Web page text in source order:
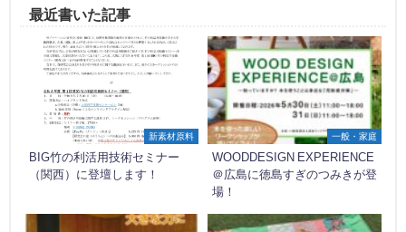
最近書いた記事
新素材原料
BIG竹の利活用技術セミナー
（関西）に登壇します！
一般・家庭
WOODDESIGN EXPERIENCE
＠広島に徳島すぎのつみきが登
場！